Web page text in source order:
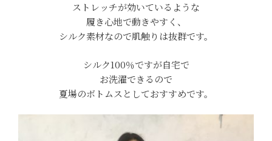
ストレッチが効いているような
履き心地で動きやすく、
シルク素材なので肌触りは抜群です。
シルク100％ですが自宅で
お洗濯できるので
夏場のボトムスとしておすすめです。